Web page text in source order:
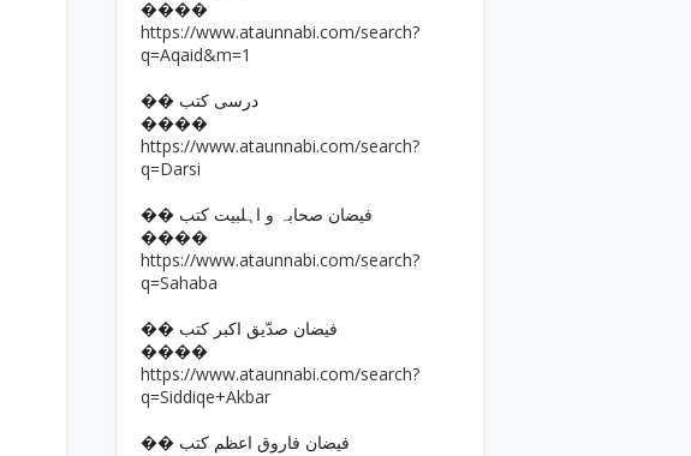
����
https://www.ataunnabi.com/search?
q=Aqaid&m=1
�� درسی کتب
����
https://www.ataunnabi.com/search?
q=Darsi
�� فیضان صحابہ و اہلبیت کتب
����
https://www.ataunnabi.com/search?
q=Sahaba
�� فیضان صدّیق اکبر کتب
����
https://www.ataunnabi.com/search?
q=Siddiqe+Akbar
�� فیضان فاروق اعظم کتب